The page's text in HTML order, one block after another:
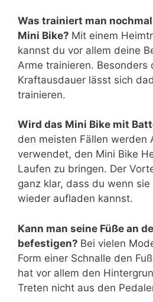
Was trainiert man
Mini Bike? Mit einem
kannst du vor allem deine
Arme trainieren. Besonders
Kraftausdauer lässt sich
trainieren.
Wird das Mini Bike mit
den meisten Fällen werden
verwendet, den Mini Bike
Laufen zu bringen. Der
ganz klar, dass du wenn
wieder aufladen kannst.
Kann man seine Füße an
befestigen? Bei vielen
Form einer Schnalle den
hat vor allem den
Treten nicht aus den